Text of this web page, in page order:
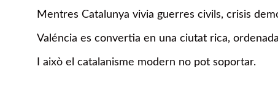
Mentres Catalunya vivia guerres civils, crisis
Valéncia es convertia en una ciutat rica,
I això el catalanisme modern no pot soportar.